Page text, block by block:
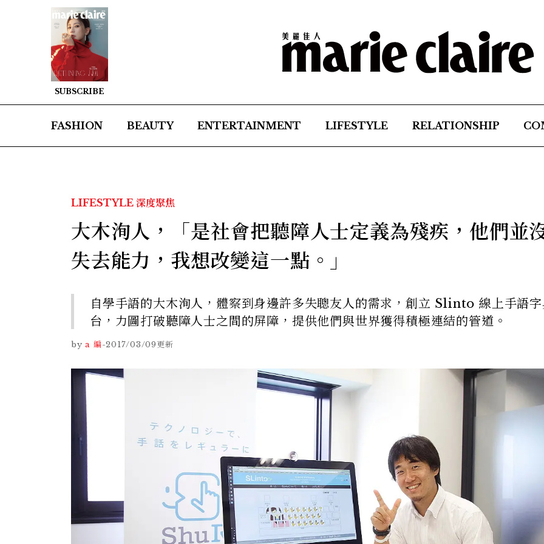
SUBSCRIBE
FASHION BEAUTY ENTERTAINMENT LIFESTYLE RELATIONSHIP
LIFESTYLE 深度聚焦
大木洵人，「是社會把聽障人士定義為殘疾，他們並
失去能力，我想改變這一點。」
自學手語的大木洵人，體察到身邊許多失聰友人的需求，創立 Slinto 線上手語
台，力圖打破聽障人士之間的屏障，提供他們與世界獲得積極連結的管道。
by a 編-2017/03/09更新